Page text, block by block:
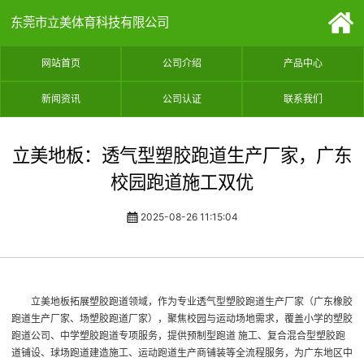
东莞市立美体育科技有限公司
网站首页 公司介绍 产品中心
新闻资讯 公司认证 联系我们
立美地板：透气型塑胶跑道生产厂家，广东
校园跑道施工双优​
2025-08-26 11:15:04
立美地板拓展塑胶跑道领域，作为专业透气型塑胶跑道生产厂家（广东橡胶
跑道生产厂家、场塑胶跑道厂家），聚焦校园与运动场地需求，覆盖小学的塑胶
跑道公司、中学塑胶跑道专项服务，提供预制型跑道 施工、复合混合型塑胶跑
道铺设、球场跑道建造施工、运动跑道生产商铺装等全流程服务，为广东地区中